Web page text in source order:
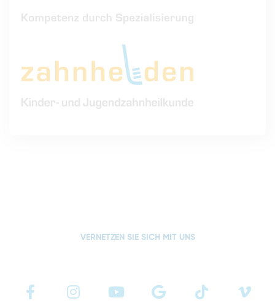
VERNETZEN SIE SICH MIT UNS